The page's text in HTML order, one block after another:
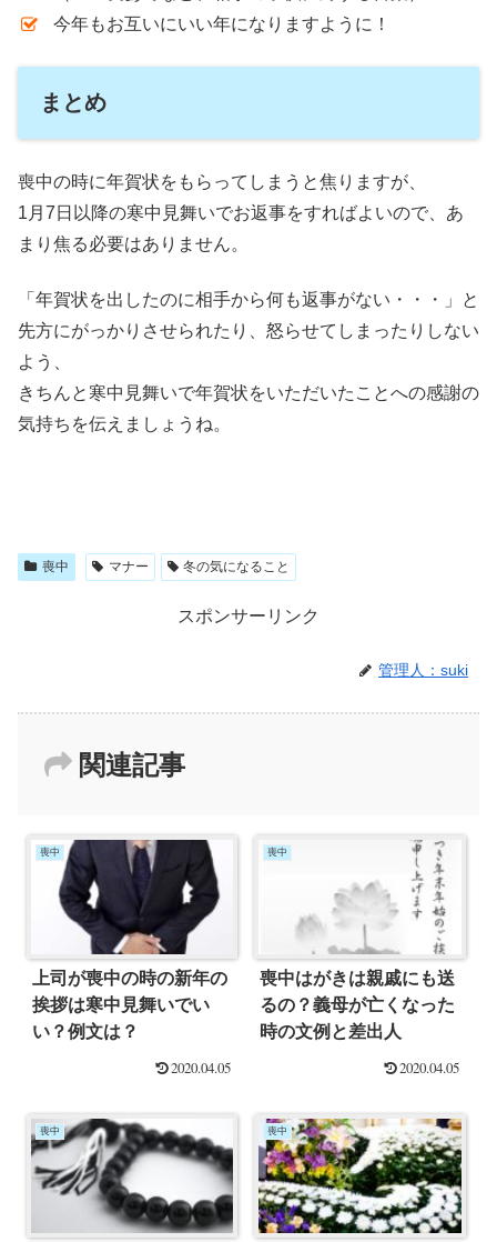
今年もお互いにいい年になりますように！
まとめ
喪中の時に年賀状をもらってしまうと焦りますが、
1月7日以降の寒中見舞いでお返事をすればよいので、あ
まり焦る必要はありません。
「年賀状を出したのに相手から何も返事がない・・・」と
先方にがっかりさせられたり、怒らせてしまったりしない
よう、
きちんと寒中見舞いで年賀状をいただいたことへの感謝の
気持ちを伝えましょうね。
喪中 マナー 冬の気になること
スポンサーリンク
管理人：suki
関連記事
喪中
上司が喪中の時の新年の
挨拶は寒中見舞いでい
い？例文は？
2020.04.05
喪中
喪中はがきは親戚にも送
るの？義母が亡くなった
時の文例と差出人
2020.04.05
喪中 喪中